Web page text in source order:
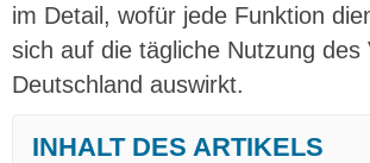
im Detail, wofür jede Funktion
sich auf die tägliche Nutzung des
Deutschland auswirkt.
INHALT DES ARTIKELS